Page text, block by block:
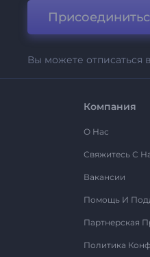
Вы можете отписаться
Компания
О Нас
Свяжитесь С
Вакансии
Помощь И
Партнерская
Политика